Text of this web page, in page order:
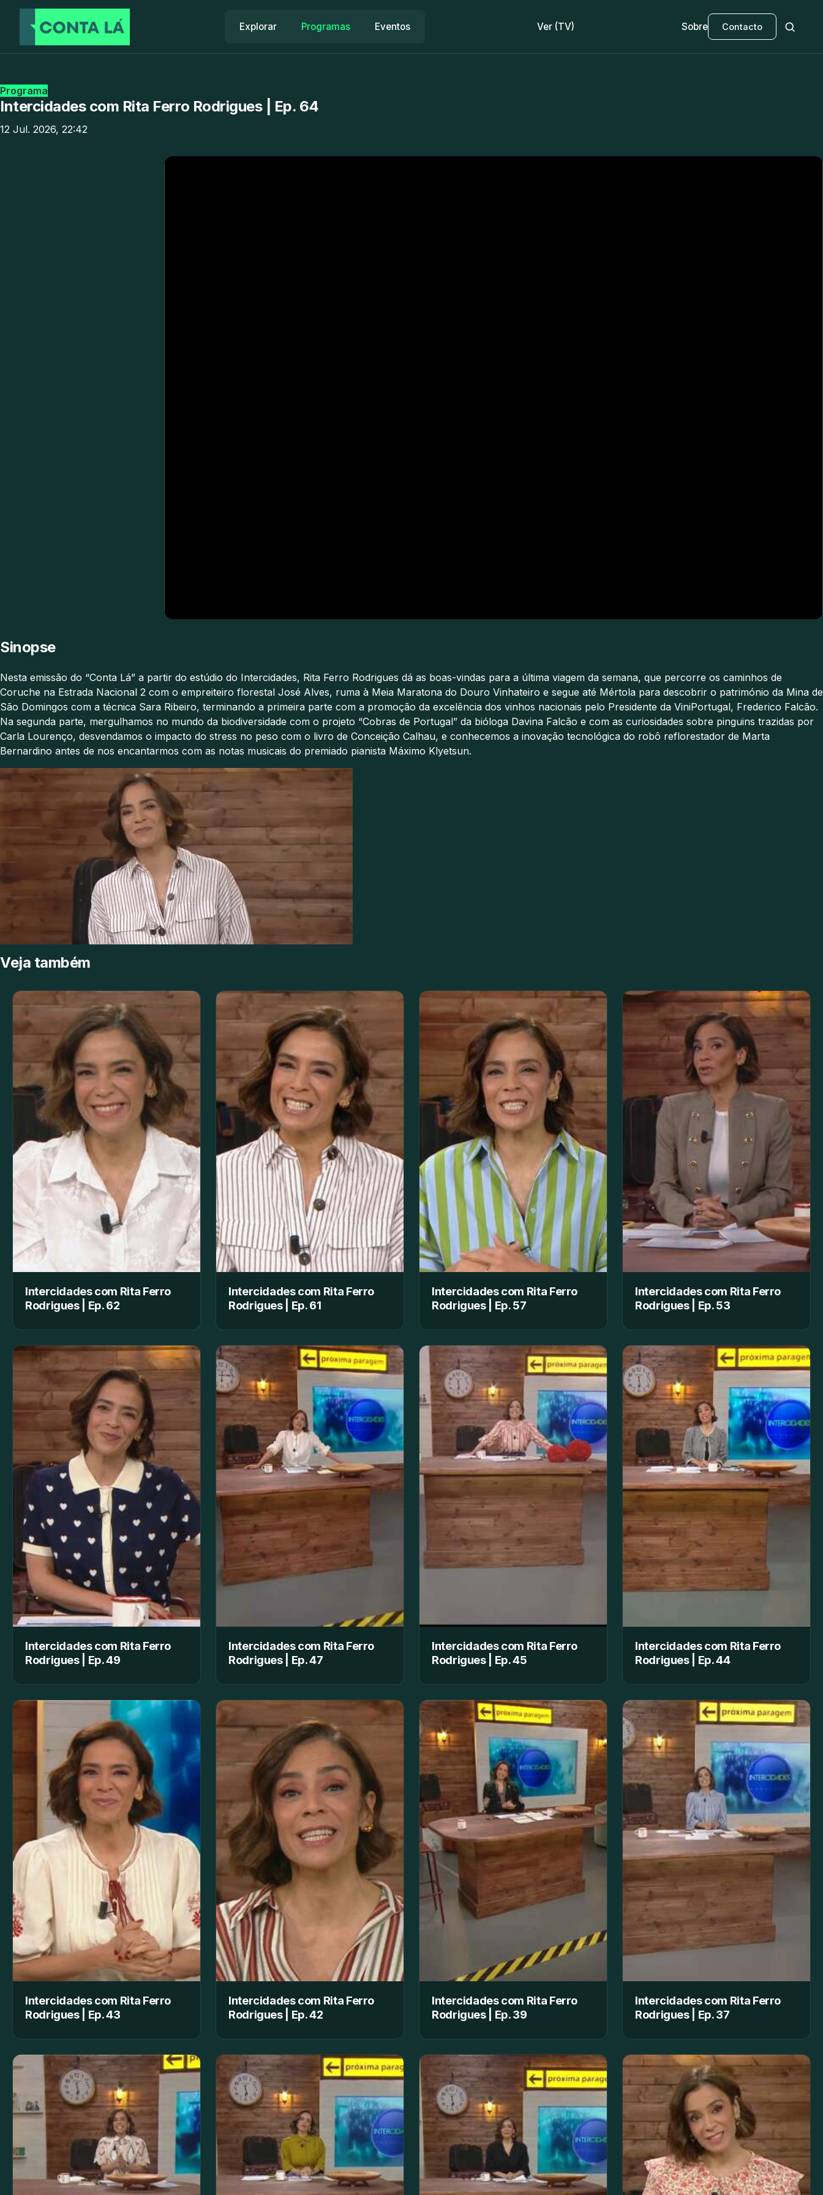
Explorar Programas Eventos Ver (TV) Sobre Contacto
Programa
Intercidades com Rita Ferro Rodrigues | Ep. 64
12 Jul. 2026, 22:42
Sinopse
Nesta emissão do “Conta Lá” a partir do estúdio do Intercidades, Rita Ferro Rodrigues dá as boas-vindas para a última viagem da semana, que percorre os caminhos de
Coruche na Estrada Nacional 2 com o empreiteiro florestal José Alves, ruma à Meia Maratona do Douro Vinhateiro e segue até Mértola para descobrir o património da Mina de
São Domingos com a técnica Sara Ribeiro, terminando a primeira parte com a promoção da excelência dos vinhos nacionais pelo Presidente da ViniPortugal, Frederico Falcão.
Na segunda parte, mergulhamos no mundo da biodiversidade com o projeto “Cobras de Portugal” da bióloga Davina Falcão e com as curiosidades sobre pinguins trazidas por
Carla Lourenço, desvendamos o impacto do stress no peso com o livro de Conceição Calhau, e conhecemos a inovação tecnológica do robô reflorestador de Marta
Bernardino antes de nos encantarmos com as notas musicais do premiado pianista Máximo Klyetsun.
Veja também
Intercidades com Rita Ferro
Rodrigues | Ep. 62
Intercidades com Rita Ferro
Rodrigues | Ep. 61
Intercidades com Rita Ferro
Rodrigues | Ep. 57
Intercidades com Rita Ferro
Rodrigues | Ep. 53
Intercidades com Rita Ferro
Rodrigues | Ep. 49
Intercidades com Rita Ferro
Rodrigues | Ep. 47
Intercidades com Rita Ferro
Rodrigues | Ep. 45
Intercidades com Rita Ferro
Rodrigues | Ep. 44
Intercidades com Rita Ferro
Rodrigues | Ep. 43
Intercidades com Rita Ferro
Rodrigues | Ep. 42
Intercidades com Rita Ferro
Rodrigues | Ep. 39
Intercidades com Rita Ferro
Rodrigues | Ep. 37